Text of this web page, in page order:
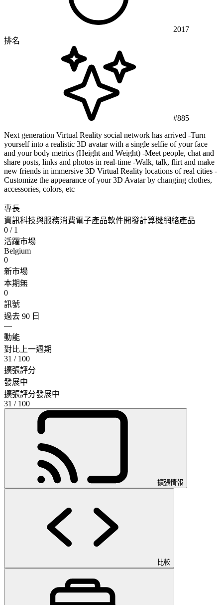
2017
排名
#885
Next generation Virtual Reality social network has arrived -Turn
yourself into a realistic 3D avatar with a single selfie of your face
and your body metrics (Height and Weight) -Meet people, chat and
share posts, links and photos in real-time -Walk, talk, flirt and make
new friends in immersive 3D Virtual Reality locations of real cities -
Customize the appearance of your 3D Avatar by changing clothes,
accessories, colors, etc
專長
資訊科技與服務消費電子產品軟件開發計算機網絡產品
0 / 1
活躍市場
Belgium
0
新市場
本期無
0
訊號
過去 90 日
—
動能
對比上一週期
31 / 100
擴張評分
發展中
擴張評分發展中
31 / 100
擴張情報
比較